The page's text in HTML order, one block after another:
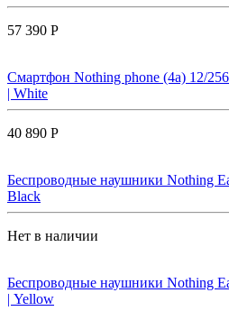
57 390 Р
Смартфон Nothing phone (4a) 12/
| White
40 890 Р
Беспроводные наушники Nothing
Black
Нет в наличии
Беспроводные наушники Nothing
| Yellow